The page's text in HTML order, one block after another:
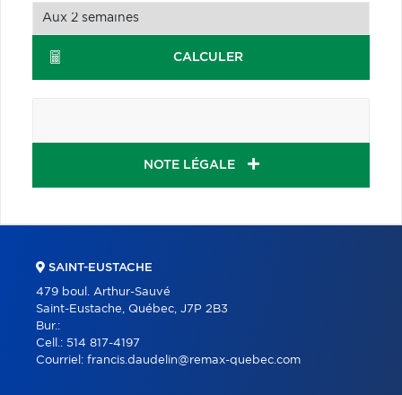
CALCULER
NOTE LÉGALE
SAINT-EUSTACHE
479 boul. Arthur-Sauvé
Saint-Eustache, Québec, J7P 2B3
Bur.:
Cell.: 514 817-4197
Courriel: francis.daudelin@remax-quebec.com